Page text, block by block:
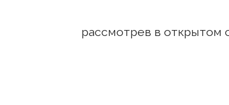
рассмотрев в открытом